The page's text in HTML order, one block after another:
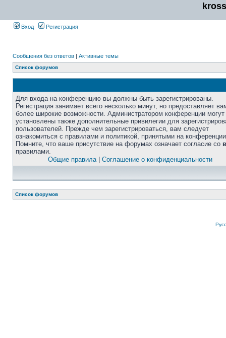
Вход Регистрация
Сообщения без ответов | Активные темы
Список форумов
Для входа на конференцию вы должны быть зарегистрированы.
Регистрация занимает всего несколько минут, но предоставляет
более широкие возможности. Администратором конференции
установлены также дополнительные привилегии для
пользователей. Прежде чем зарегистрироваться, вам следует
ознакомиться с правилами и политикой, принятыми на
Помните, что ваше присутствие на форумах означает согласие со
правилами.
Общие правила| Соглашение о конфиденциальности
Список форумов